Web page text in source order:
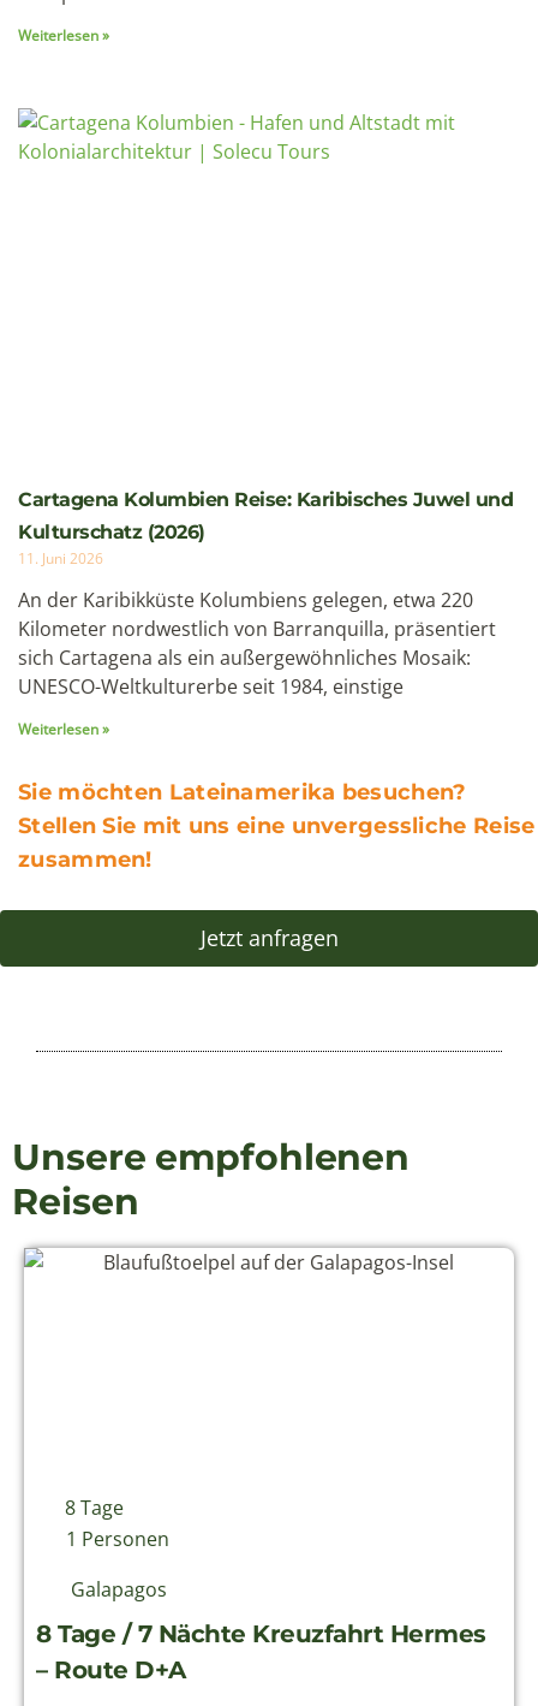
Weiterlesen »
Cartagena Kolumbien Reise: Karibisches Juwel und
Kulturschatz (2026)
11. Juni 2026
An der Karibikküste Kolumbiens gelegen, etwa 220
Kilometer nordwestlich von Barranquilla, präsentiert
sich Cartagena als ein außergewöhnliches Mosaik:
UNESCO-Weltkulturerbe seit 1984, einstige
Weiterlesen »
Sie möchten Lateinamerika besuchen?
Stellen Sie mit uns eine unvergessliche Reise
zusammen!
Jetzt anfragen
Unsere empfohlenen
Reisen
8 Tage
1 Personen
Galapagos
8 Tage / 7 Nächte Kreuzfahrt Hermes
– Route D+A